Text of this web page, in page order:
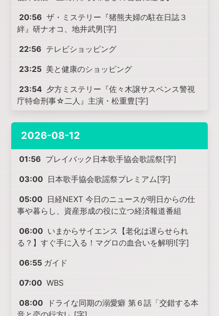
20:56 ザ・ミステリー『猪熊夫婦の駐在日誌３
絆』研ナオコ、地井武男[字]
22:56 テレビショッピング
23:25 美と健康のショッピング
23:54 夕方ミステリー『佐々木譲サスペンス警視
庁特命刑事☆二人』主演・松重豊[字]
2026-08-12
01:56 プレイバック日本歌手協会歌謡祭[字]
03:00 日本歌手協会歌謡祭プレミアム[字]
05:00 日経NEXT 今日のニュースが明日からの仕
事や暮らし、資産形成の役に立つ経済報道番組
06:00 いまからサイエンス【老化は遅らせられ
る？】すぐ手に入る！マグロの血合いを解明![字]
06:55 ガイド
07:00 WBS
08:00
ドライな同期の溺愛癖 第６話「交錯する本